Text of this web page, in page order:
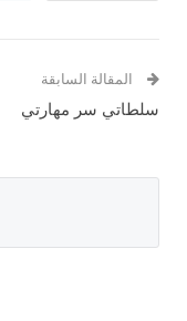
المقالة السابقة
سلطاتي سر مهارتي